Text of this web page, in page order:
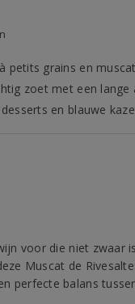
petits grains en
zoet met een lange
en blauwe
voor die niet zwaar
Muscat de
perfecte balans